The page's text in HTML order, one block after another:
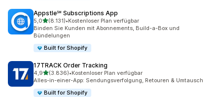
Appstle℠ Subscriptions App
5,0von 5 Sternen
(8.131)
8131 Rezensionen insgesamt
•Kostenloser Plan verfügbar
Binden Sie Kunden mit Abonnements, Build-a-Box und
Bündelungen
Built for Shopify
17TRACK Order Tracking
4,9von 5 Sternen
(3.836)
3836 Rezensionen insgesamt
•Kostenloser Plan verfügbar
Alles-in-einer-App: Sendungsverfolgung, Retouren & Umtausch
Built for Shopify